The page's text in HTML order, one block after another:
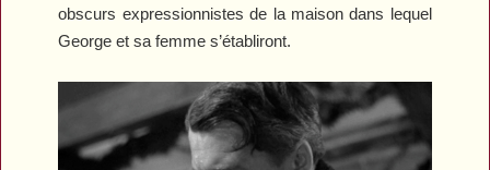
obscurs expressionnistes de la maison dans lequel
George et sa femme s’établiront.